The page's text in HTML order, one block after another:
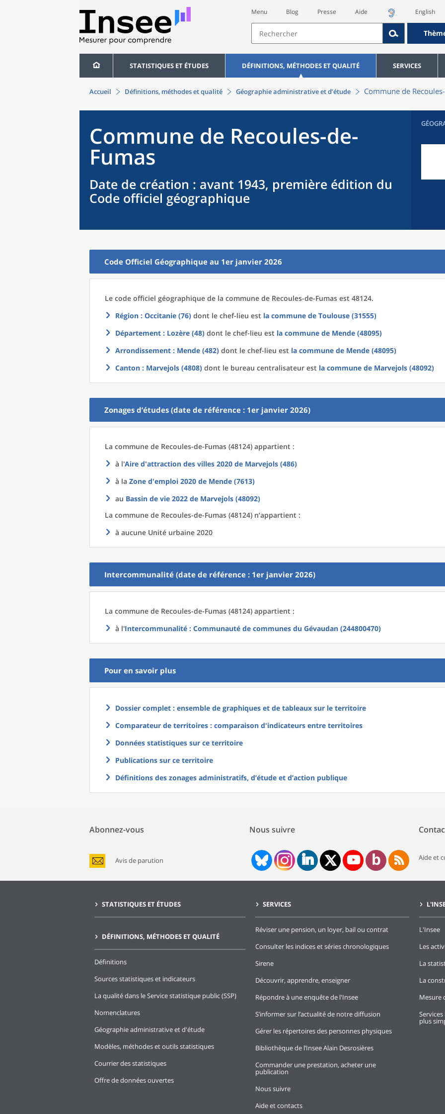
Menu Blog Presse Aide English
STATISTIQUES ET ÉTUDES DÉFINITIONS, MÉTHODES ET QUALITÉ SERVICES
Accueil Définitions, méthodes et qualité Géographie administrative et d’étude Commune de
Commune de Recoules-de-
Fumas
Date de création : avant 1943, première édition du
Code officiel géographique
Code Officiel Géographique au 1er janvier 2026
Le code officiel géographique de la commune de Recoules-de-Fumas est 48124.
Région : Occitanie (76) dont le chef-lieu est la commune de Toulouse (31555)
Département : Lozère (48) dont le chef-lieu est la commune de Mende (48095)
Arrondissement : Mende (482) dont le chef-lieu est la commune de Mende (48095)
Canton : Marvejols (4808) dont le bureau centralisateur est la commune de Marvejols (48092)
Zonages d’études (date de référence : 1er janvier 2026)
La commune de Recoules-de-Fumas (48124) appartient :
à l'Aire d'attraction des villes 2020 de Marvejols (486)
à la Zone d'emploi 2020 de Mende (7613)
au Bassin de vie 2022 de Marvejols (48092)
La commune de Recoules-de-Fumas (48124) n’appartient :
à aucune Unité urbaine 2020
Intercommunalité (date de référence : 1er janvier 2026)
La commune de Recoules-de-Fumas (48124) appartient :
à l'Intercommunalité : Communauté de communes du Gévaudan (244800470)
Pour en savoir plus
Dossier complet : ensemble de graphiques et de tableaux sur le territoire
Comparateur de territoires : comparaison d'indicateurs entre territoires
Données statistiques sur ce territoire
Publications sur ce territoire
Définitions des zonages administratifs, d’étude et d’action publique
Abonnez-vous
Avis de parution
Nous suivre
Aide et
STATISTIQUES ET ÉTUDES
DÉFINITIONS, MÉTHODES ET QUALITÉ
Définitions
Sources statistiques et indicateurs
La qualité dans le Service statistique public (SSP)
Nomenclatures
Géographie administrative et d'étude
Modèles, méthodes et outils statistiques
Courrier des statistiques
Offre de données ouvertes
SERVICES
Réviser une pension, un loyer, bail ou contrat
Consulter les indices et séries chronologiques
Sirene
Découvrir, apprendre, enseigner
Répondre à une enquête de l'Insee
S’informer sur l’actualité de notre diffusion
Gérer les répertoires des personnes physiques
Bibliothèque de l’Insee Alain Desrosières
Commander une prestation, acheter une
publication
Nous suivre
Aide et contacts
L'Insee
Les
La
La
Mesure
plus